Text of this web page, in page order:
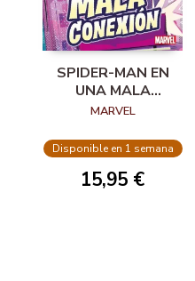
SPIDER-MAN EN
UNA MALA
CONEXIÓN
MARVEL
Disponible en 1 semana
15,95 €